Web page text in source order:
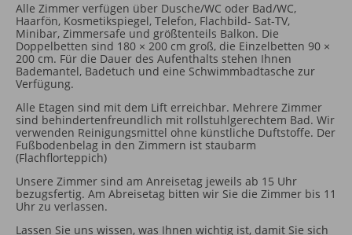
Alle Zimmer verfügen über Dusche/WC oder Bad/WC,
Haarfön, Kosmetikspiegel, Telefon, Flachbild- Sat-TV,
Minibar, Zimmersafe und größtenteils Balkon. Die
Doppelbetten sind 180 × 200 cm groß, die Einzelbetten 90 ×
200 cm. Für die Dauer des Aufenthalts stehen Ihnen
Bademantel, Badetuch und eine Schwimmbadtasche zur
Verfügung.
Alle Etagen sind mit dem Lift erreichbar. Mehrere Zimmer
sind behindertenfreundlich mit rollstuhlgerechtem Bad. Wir
verwenden Reinigungsmittel ohne künstliche Duftstoffe. Der
Fußbodenbelag in den Zimmern ist staubarm
(Flachflorteppich)
Unsere Zimmer sind am Anreisetag jeweils ab 15 Uhr
bezugsfertig. Am Abreisetag bitten wir Sie die Zimmer bis 11
Uhr zu verlassen.
Lassen Sie uns wissen, was Ihnen wichtig ist, damit Sie sich